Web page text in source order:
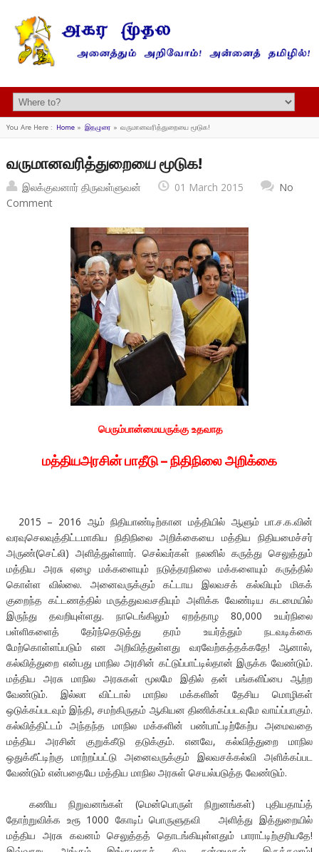
You Are Here : Home» இதழுரை » வருமானவரித்துறையை மூடுக!
வருமானவரித்துறையை மூடுக!
இலக்குவனார் திருவள்ளுவன் 01 March 2015
No
Comment
பெரும்பான்மையருக்கு உதவாத
மத்தியஅரசின் பாதீடு – நிதிநிலை அறிக்கை
2015 – 2016 ஆம் நிதியாண்டிற்கான மத்தியில் ஆளும் பா.ச.க.வின்
வரவுசெலவுத்திட்டமாகிய நிதிநிலை அறிக்கையை மத்திய நிதியமைச்சர்
அருண்(செட்லி) அளித்துள்ளார். செல்வர்கள் நலனில் கருத்து செலுத்தும்
மத்திய அரசு ஏழை மக்களையும் நடுத்தரநிலை மக்களையும் கருத்தில்
கொள்ள வில்லை. அனைவருக்கும் கட்டாய இலவசக் கல்வியும் மிகக்
குறைந்த கட்டணத்தில் மருத்துவவசதியும் அளிக்க வேண்டிய கடமையில்
இருந்து தவறியுள்ளது. நாடெங்கிலும் ஏறத்தாழ 80,000 உயர்நிலை
பள்ளிகளைத் தேர்ந்தெடுத்து தரம் உயர்த்தும் நடவடிக்கை
மேற்கொள்ளப்படும் என அறிவித்துள்ளது வரவேற்கத்தக்கதே! ஆனால்,
கல்வித்துறை என்பது மாநில அரசின் கட்டுப்பாட்டில்தான் இருக்க வேண்டும்.
மத்திய அரசு மாநில அரசுகள் மூலமே இதில் தன் பங்களிப்பை ஆற்ற
வேண்டும். இல்லா விட்டால் மாநில மக்களின் தேசிய மொழிகள்
ஒடுக்கப்படவும் இந்தி, சமற்கிருதம் ஆகியன திணிக்கப்படவுமே வாய்ப்பாகும்.
கல்வித்திட்டம் அந்தந்த மாநில மக்களின் பண்பாட்டிற்கேற்ப அமைவதை
மத்திய அரசின் குறுக்கீடு தடுக்கும். எனவே, கல்வித்துறை மாநில
ஒதுக்கீட்டிற்கு மாற்றப்பட்டு அனைவருக்கும் இலவசக்கல்வி அளிக்கப்பட
வேண்டும் என்பதையே மத்திய மாநில அரசுள் செயல்படுத்த வேண்டும்.
கணிய நிறுவனங்கள் (மென்பொருள் நிறுனங்கள்) புதியதாய்த்
தோற்றுவிக்க உரூ 1000 கோடிப் பொருளுதவி அளித்து இத்துறையில்
மத்திய அரசு கவனம் செலுத்தத் தொடங்கியுள்ளதும் பாராட்டிற்குரியதே!